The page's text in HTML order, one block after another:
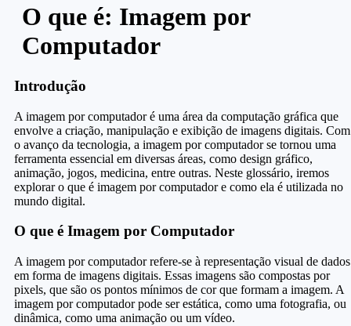
O que é: Imagem por
Computador
Introdução
A imagem por computador é uma área da computação gráfica que
envolve a criação, manipulação e exibição de imagens digitais. Com
o avanço da tecnologia, a imagem por computador se tornou uma
ferramenta essencial em diversas áreas, como design gráfico,
animação, jogos, medicina, entre outras. Neste glossário, iremos
explorar o que é imagem por computador e como ela é utilizada no
mundo digital.
O que é Imagem por Computador
A imagem por computador refere-se à representação visual de dados
em forma de imagens digitais. Essas imagens são compostas por
pixels, que são os pontos mínimos de cor que formam a imagem. A
imagem por computador pode ser estática, como uma fotografia, ou
dinâmica, como uma animação ou um vídeo.